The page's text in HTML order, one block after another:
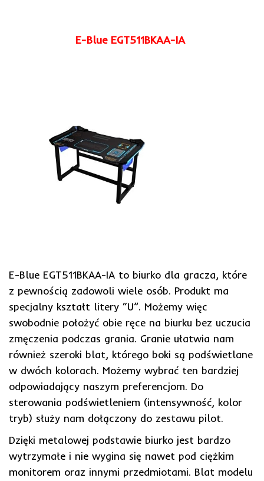
E-Blue EGT511BKAA-IA
E-Blue EGT511BKAA-IA to biurko dla gracza, które
z pewnością zadowoli wiele osób. Produkt ma
specjalny kształt litery “U”. Możemy więc
swobodnie położyć obie ręce na biurku bez uczucia
zmęczenia podczas grania. Granie ułatwia nam
również szeroki blat, którego boki są podświetlane
w dwóch kolorach. Możemy wybrać ten bardziej
odpowiadający naszym preferencjom. Do
sterowania podświetleniem (intensywność, kolor
tryb) służy nam dołączony do zestawu pilot.
Dzięki metalowej podstawie biurko jest bardzo
wytrzymałe i nie wygina się nawet pod ciężkim
monitorem oraz innymi przedmiotami. Blat modelu